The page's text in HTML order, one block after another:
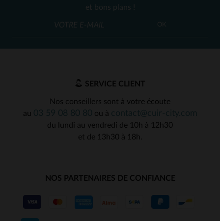
et bons plans !
OK
SERVICE CLIENT
Nos conseillers sont à votre écoute
au
ou à
du lundi au vendredi de 10h à 12h30
et de 13h30 à 18h.
NOS PARTENAIRES DE CONFIANCE